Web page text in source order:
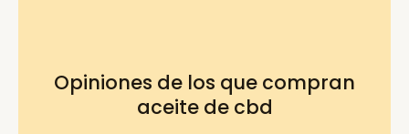
Opiniones de los que compran
aceite de cbd